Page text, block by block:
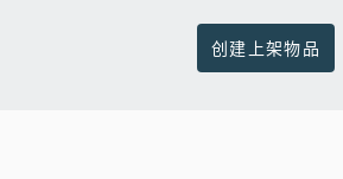
创建上架物品